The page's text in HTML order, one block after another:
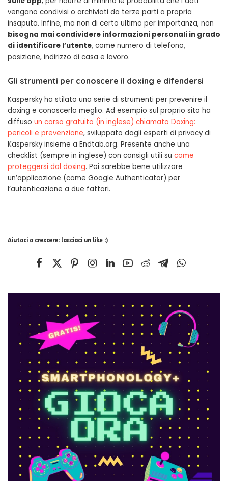
vengano condivisi o archiviati da terze parti a propria
insaputa. Infine, ma non di certo ultimo per importanza, non
bisogna mai condividere informazioni personali in grado
di identificare l’utente, come numero di telefono,
posizione, indirizzo di casa e lavoro.
Gli strumenti per conoscere il doxing e difendersi
Kaspersky ha stilato una serie di strumenti per prevenire il
doxing e conoscerlo meglio. Ad esempio sul proprio sito ha
diffuso un corso gratuito (in inglese) chiamato Doxing:
pericoli e prevenzione, sviluppato dagli esperti di privacy di
Kaspersky insieme a Endtab.org. Presente anche una
checklist (sempre in inglese) con consigli utili su come
proteggersi dal doxing. Poi sarebbe bene utilizzare
un’applicazione (come Google Authenticator) per
l’autenticazione a due fattori.
Aiutaci a crescere: lasciaci un like :)